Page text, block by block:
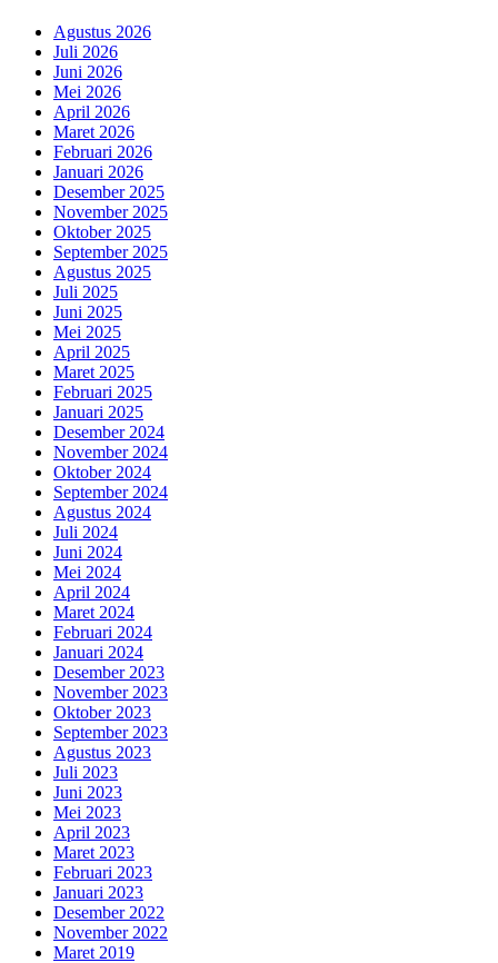
Agustus 2026
Juli 2026
Juni 2026
Mei 2026
April 2026
Maret 2026
Februari 2026
Januari 2026
Desember 2025
November 2025
Oktober 2025
September 2025
Agustus 2025
Juli 2025
Juni 2025
Mei 2025
April 2025
Maret 2025
Februari 2025
Januari 2025
Desember 2024
November 2024
Oktober 2024
September 2024
Agustus 2024
Juli 2024
Juni 2024
Mei 2024
April 2024
Maret 2024
Februari 2024
Januari 2024
Desember 2023
November 2023
Oktober 2023
September 2023
Agustus 2023
Juli 2023
Juni 2023
Mei 2023
April 2023
Maret 2023
Februari 2023
Januari 2023
Desember 2022
November 2022
Maret 2019